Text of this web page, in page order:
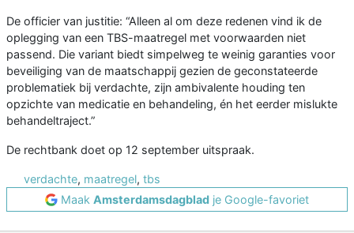
De officier van justitie: “Alleen al om deze redenen vind ik de
oplegging van een TBS-maatregel met voorwaarden niet
passend. Die variant biedt simpelweg te weinig garanties voor
beveiliging van de maatschappij gezien de geconstateerde
problematiek bij verdachte, zijn ambivalente houding ten
opzichte van medicatie en behandeling, én het eerder mislukte
behandeltraject.”
De rechtbank doet op 12 september uitspraak.
verdachte, maatregel, tbs
Maak Amsterdamsdagblad je Google-favoriet